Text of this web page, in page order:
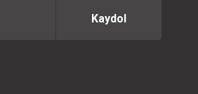
Kaydol